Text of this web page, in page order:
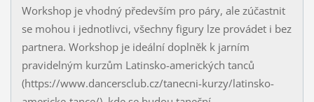
Workshop je vhodný především pro páry, ale zúčastnit
se mohou i jednotlivci, všechny figury lze provádet i bez
partnera. Workshop je ideální doplněk k jarním
pravidelným kurzům Latinsko-amerických tanců
(https://www.dancersclub.cz/tanecni-kurzy/latinsko-